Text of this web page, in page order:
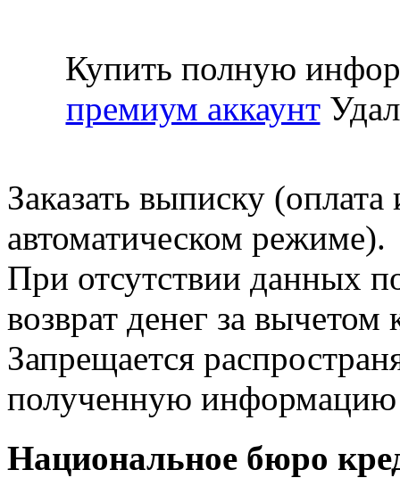
Купить полную
премиум аккаунт
Заказать выписку
автоматическом режиме).
При отсутствии данных
возврат денег за
Запрещается
полученную информацию
Национальное бюро